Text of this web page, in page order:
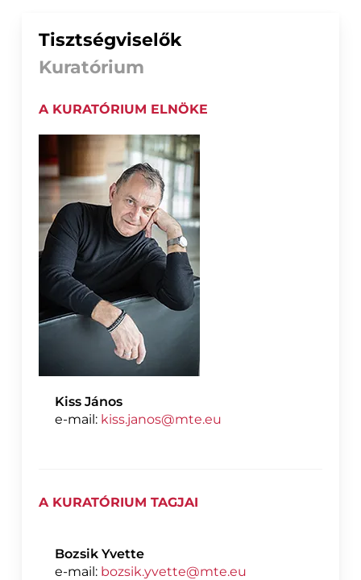
Tisztségviselők
Kuratórium
A KURATÓRIUM ELNÖKE
Kiss János
e-mail: kiss.janos@mte.eu
A KURATÓRIUM TAGJAI
Bozsik Yvette
e-mail: bozsik.yvette@mte.eu